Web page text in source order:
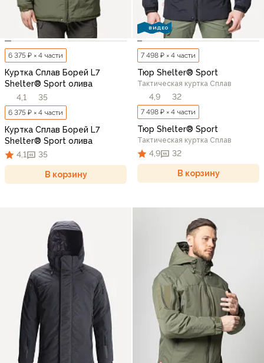
6 375 ₽ × 4 части
Куртка Сплав Борей L7
Shelter® Sport олива
4,1
35
6 375 ₽ × 4 части
Куртка Сплав Борей L7
Shelter® Sport олива
4,1
35
В корзину
ВИДЕО
7 498 ₽ × 4 части
Тюр Shelter® Sport
Тактическая куртка Сплав
4,9 32
7 498 ₽ × 4 части
Тюр Shelter® Sport
Тактическая куртка Сплав
4,9 32
В корзину